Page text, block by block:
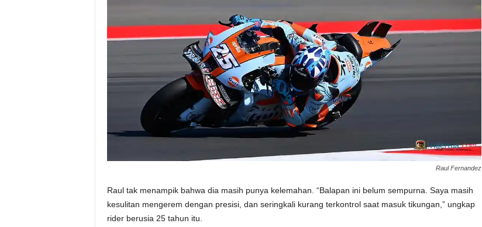
Raul Fernandez
Raul tak menampik bahwa dia masih punya kelemahan. “Balapan ini belum sempurna. Saya masih
kesulitan mengerem dengan presisi, dan seringkali kurang terkontrol saat masuk tikungan,” ungkap
rider berusia 25 tahun itu.